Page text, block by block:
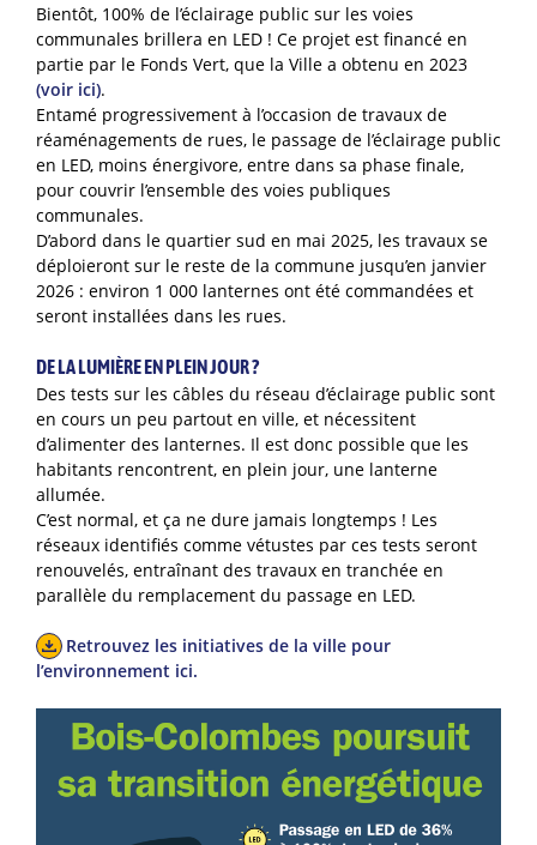
Bientôt, 100% de l’éclairage public sur les voies
communales brillera en LED ! Ce projet est financé en
partie par le Fonds Vert, que la Ville a obtenu en 2023
(voir ici).
Entamé progressivement à l’occasion de travaux de
réaménagements de rues, le passage de l’éclairage public
en LED, moins énergivore, entre dans sa phase finale,
pour couvrir l’ensemble des voies publiques
communales.
D’abord dans le quartier sud en mai 2025, les travaux se
déploieront sur le reste de la commune jusqu’en janvier
2026 : environ 1 000 lanternes ont été commandées et
seront installées dans les rues.
DE LA LUMIÈRE EN PLEIN JOUR ?
Des tests sur les câbles du réseau d’éclairage public sont
en cours un peu partout en ville, et nécessitent
d’alimenter des lanternes. Il est donc possible que les
habitants rencontrent, en plein jour, une lanterne
allumée.
C’est normal, et ça ne dure jamais longtemps ! Les
réseaux identifiés comme vétustes par ces tests seront
renouvelés, entraînant des travaux en tranchée en
parallèle du remplacement du passage en LED.
Retrouvez les initiatives de la ville pour
l’environnement ici.